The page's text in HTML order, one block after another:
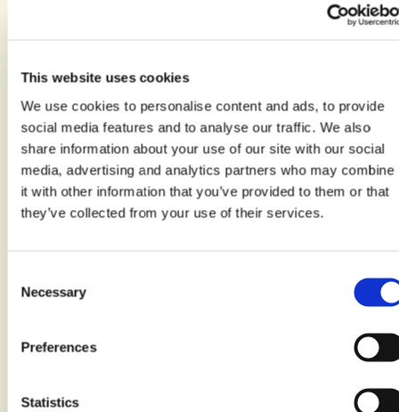
This website uses cookies
We use cookies to personalise content and ads, to provide
social media features and to analyse our traffic. We also
share information about your use of our site with our social
media, advertising and analytics partners who may combine
it with other information that you’ve provided to them or that
they’ve collected from your use of their services.
Selection
Necessary
Preferences
Statistics
ricette
Pecan Pie